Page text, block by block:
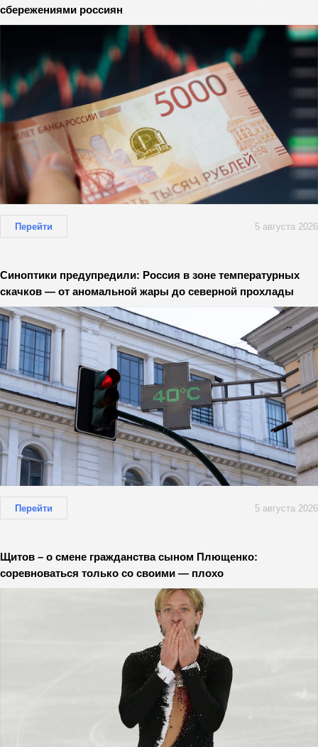
сбережениями россиян
Перейти 5 августа 2026
Синоптики предупредили: Россия в зоне температурных
скачков — от аномальной жары до северной прохлады
Перейти 5 августа 2026
Щитов – о смене гражданства сыном Плющенко:
соревноваться только со своими — плохо